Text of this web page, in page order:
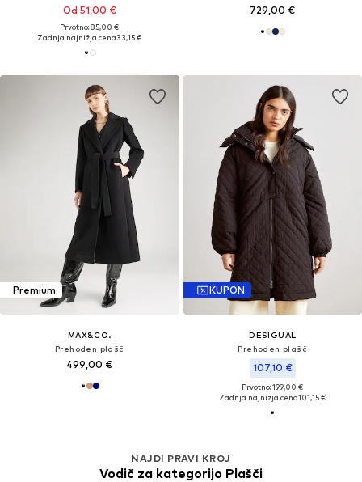
Od 51,00 €
Prvotno: 85,00 €
Zadnja najnižja cena33,15 €
729,00 €
Premium
MAX&CO.
Prehoden plašč
499,00 €
KUPON
DESIGUAL
Prehoden plašč
107,10 €
Prvotno: 199,00 €
Zadnja najnižja cena101,15 €
NAJDI PRAVI KROJ
Vodič za kategorijo Plašči